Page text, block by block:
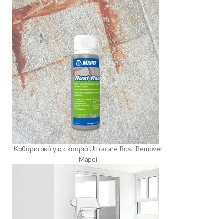
Καθαριστικό για σκουριά Ultracare Rust Remover
Mapei